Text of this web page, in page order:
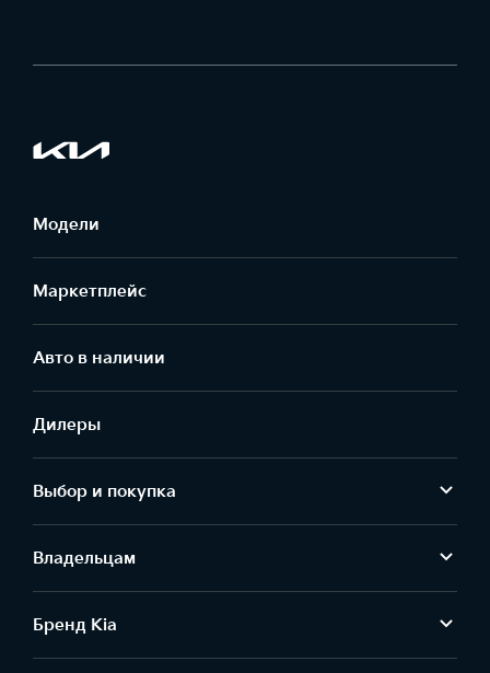
Модели
Маркетплейс
Aвто в наличии
Дилеры
Выбор и покупка
Владельцам
Бренд Kia